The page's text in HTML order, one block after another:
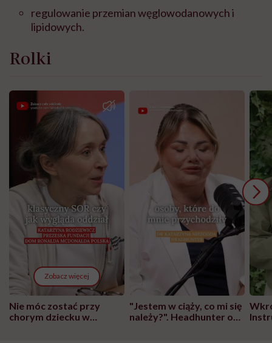
regulowanie przemian węglowodanowych i
lipidowych.
Rolki
Zobacz więcej
Nie móc zostać przy
chorym dziecku w
"Jestem w ciąży, co mi się
należy?". Headhunter o